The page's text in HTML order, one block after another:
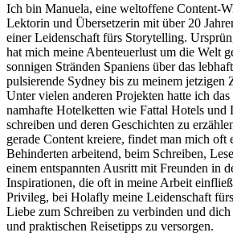
Ich bin Manuela, eine weltoffene Content-
Lektorin und Übersetzerin mit über 20
einer Leidenschaft fürs Storytelling.
hat mich meine Abenteuerlust um die Welt
sonnigen Stränden Spaniens über das
pulsierende Sydney bis zu meinem jetzigen
Unter vielen anderen Projekten hatte ich
namhafte Hotelketten wie Fattal Hotels und
schreiben und deren Geschichten zu
gerade Content kreiere, findet man mich oft
Behinderten arbeitend, beim Schreiben,
einem entspannten Ausritt mit Freunden in
Inspirationen, die oft in meine Arbeit
Privileg, bei Holafly meine Leidenschaft
Liebe zum Schreiben zu verbinden und
und praktischen Reisetipps zu versorgen.